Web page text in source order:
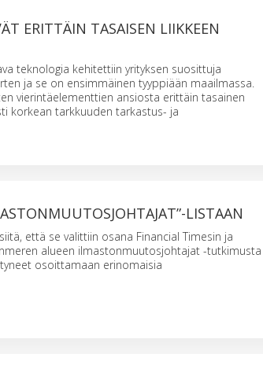
ERITTÄIN TASAISEN LIIKKEEN
teknologia kehitettiin yrityksen suosittuja
ja se on ensimmäinen tyyppiään maailmassa.
vierintäelementtien ansiosta erittäin tasainen
korkean tarkkuuden tarkastus- ja
LISTAAN
että se valittiin osana Financial Timesin ja
alueen ilmastonmuutosjohtajat -tutkimusta
osoittamaan erinomaisia